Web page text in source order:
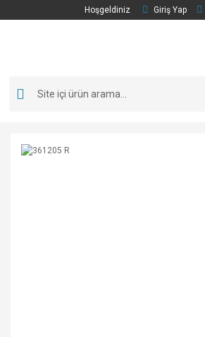
Hoşgeldiniz Giriş Yap